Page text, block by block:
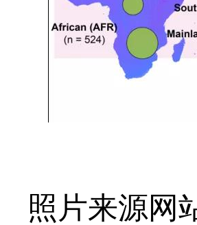
照片来源网